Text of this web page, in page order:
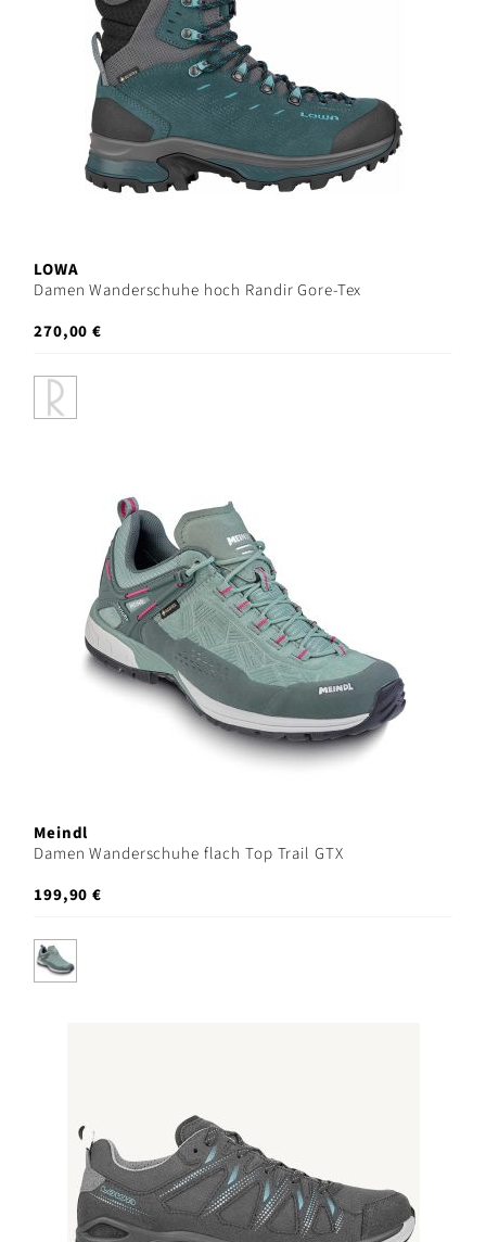
LOWA
Damen Wanderschuhe hoch Randir Gore-Tex
270,00 €
Meindl
Damen Wanderschuhe flach Top Trail GTX
199,90 €